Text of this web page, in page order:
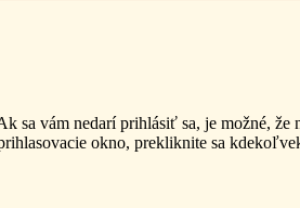
sa vám nedarí prihlásiť sa, je možné, že
okno, prekliknite sa